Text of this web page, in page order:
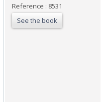
Reference : 8531
See the book